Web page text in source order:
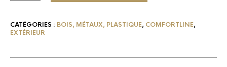
CATÉGORIES : BOIS, MÉTAUX, PLASTIQUE, COMFORTLINE,
EXTÉRIEUR